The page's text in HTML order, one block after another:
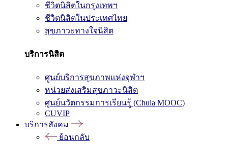
ชีวิตนิสิตในกรุงเทพฯ
ชีวิตนิสิตในประเทศไทย
สุขภาวะทางใจนิสิต
บริการนิสิต
ศูนย์บริการสุขภาพแห่งจุฬาฯ
หน่วยส่งเสริมสุขภาวะนิสิต
ศูนย์นวัตกรรมการเรียนรู้ (Chula MOOC)
CUVIP
บริการสังคม
ย้อนกลับ